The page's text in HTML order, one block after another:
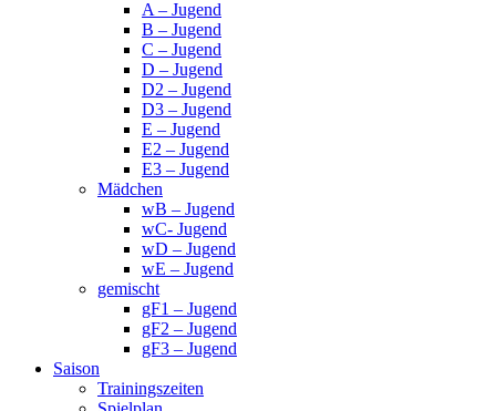
A – Jugend
B – Jugend
C – Jugend
D – Jugend
D2 – Jugend
D3 – Jugend
E – Jugend
E2 – Jugend
E3 – Jugend
Mädchen
wB – Jugend
wC- Jugend
wD – Jugend
wE – Jugend
gemischt
gF1 – Jugend
gF2 – Jugend
gF3 – Jugend
Saison
Trainingszeiten